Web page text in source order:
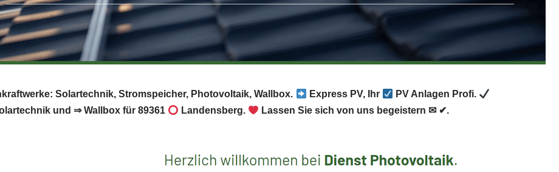
Solartechnik, Stromspeicher, Photovoltaik, Wallbox. Express PV, Ihr
PV Anlagen Profi.
und ⇒ Wallbox für 89361 Landensberg. Lassen Sie sich von uns begeistern ✉ ✔.